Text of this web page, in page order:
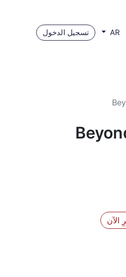
AR تسجيل الدخول
الآن